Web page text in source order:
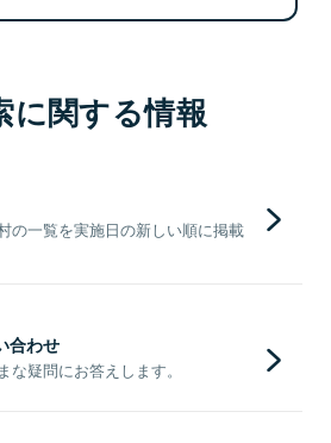
に関する情報
の一覧を実施日の新しい順に掲載
合わせ
疑問にお答えします。